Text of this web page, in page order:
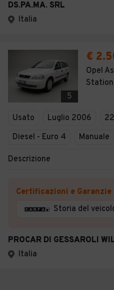
DS.PA.MA. SRL
Italia
5
€
Opel
Station
Usato Luglio 2006
Diesel - Euro 4
Manuale
Descrizione
Certificazioni e Garanzie
Storia del
PROCAR DI GESSAROLI
Italia